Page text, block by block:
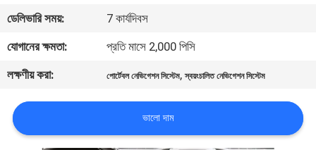
মান
নিয়ন্ত্রণ
করুন
ডেলিভারি সময়:
7 কার্যদিবস
যোগানের ক্ষমতা:
প্রতি মাসে 2,000 পিসি
লক্ষণীয় করা:
পোর্টেবল নেভিগেশন সিস্টেম,স্বয়ংচালিত নেভিগেশন সিস্টেম
ভালো দাম